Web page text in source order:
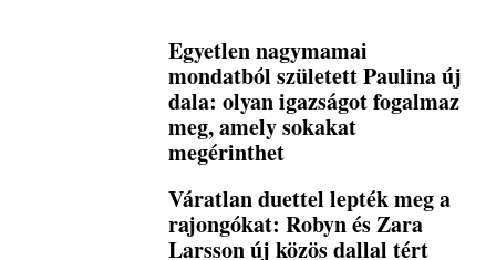
Egyetlen nagymamai
mondatból született Paulina új
dala: olyan igazságot fogalmaz
meg, amely sokakat
megérinthet
Váratlan duettel lepték meg a
rajongókat: Robyn és Zara
Larsson új közös dallal tért